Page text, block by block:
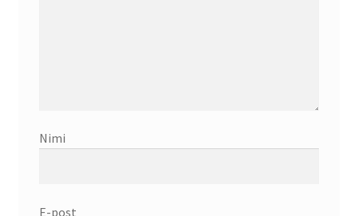
Nimi
E-post